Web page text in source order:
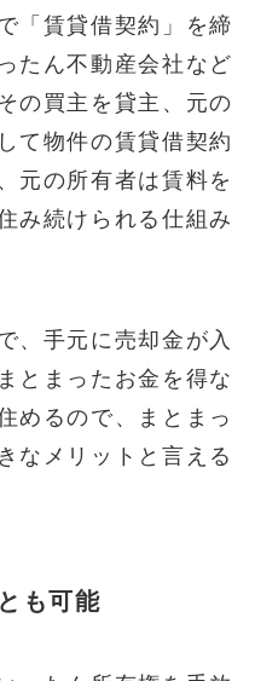
「賃貸借契約」を締
たん不動産会社など
の買主を貸主、元の
て物件の賃貸借契約
元の所有者は賃料を
み続けられる仕組み
、手元に売却金が入
とまったお金を得な
めるので、まとまっ
なメリットと言える
も可能